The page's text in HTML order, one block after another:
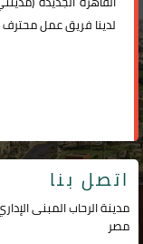
لدينا فريق عمل
اتصل بنا
مصر